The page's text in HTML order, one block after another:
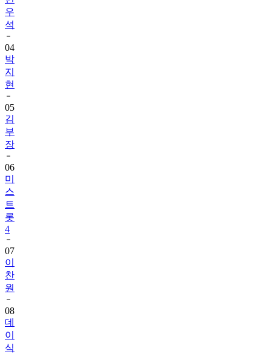
우
석
04
박
지
현
05
김
부
장
06
미
스
트
롯
4
07
이
찬
원
08
데
이
식